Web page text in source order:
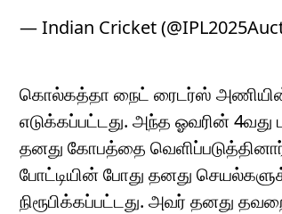
— Indian Cricket
கொல்கத்தா நைட் ரைடர்ஸ் அணியின்
எடுக்கப்பட்டது. அந்த ஓவரின் 4வது
தனது கோபத்தை
போட்டியின் போது தனது
நிரூபிக்கப்பட்டது. அவர் தனது